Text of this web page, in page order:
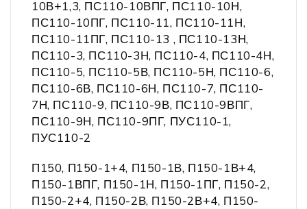
10В+1,3, ПС110-10ВПГ, ПС110-10Н,
ПС110-10ПГ, ПС110-11, ПС110-11Н,
ПС110-11ПГ, ПС110-13 , ПС110-13Н,
ПС110-3, ПС110-3Н, ПС110-4, ПС110-4Н,
ПС110-5, ПС110-5В, ПС110-5Н, ПС110-6,
ПС110-6В, ПС110-6Н, ПС110-7, ПС110-
7Н, ПС110-9, ПС110-9В, ПС110-9ВПГ,
ПС110-9Н, ПС110-9ПГ, ПУС110-1,
ПУС110-2
П150, П150-1+4, П150-1В, П150-1В+4,
П150-1ВПГ, П150-1Н, П150-1ПГ, П150-2,
П150-2+4, П150-2В, П150-2В+4, П150-